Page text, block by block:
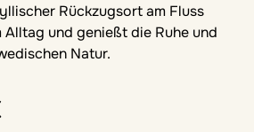
Rückzugsort am Fluss
Alltag und genießt die Ruhe und
Natur.